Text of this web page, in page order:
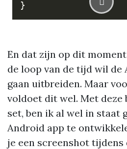
}
En dat zijn op dit
de loop van de tijd wil de
gaan uitbreiden. Maar
voldoet dit wel. Met deze
set, ben ik al wel in staat
Android app te
je een screenshot